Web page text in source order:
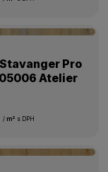
Stavanger Pro
Atelier
/ m² s DPH